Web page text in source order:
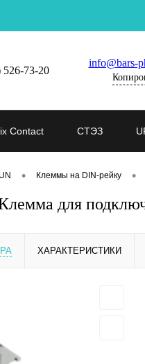
526-73-20
info@bars-
Contact СТЭЗ
• Клеммы на DIN-рейку •
для
ХАРАКТЕРИСТИКИ